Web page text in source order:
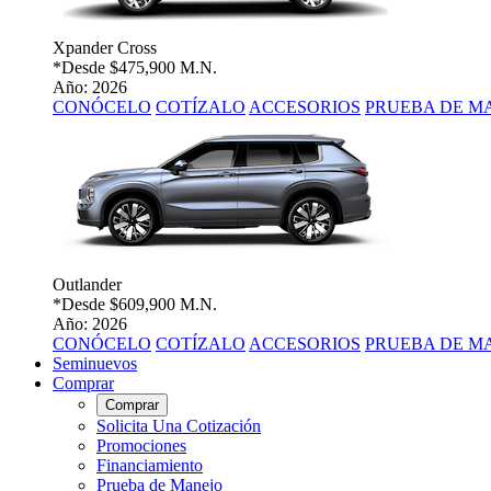
Xpander Cross
*Desde $475,900 M.N.
Año: 2026
CONÓCELO COTÍZALO ACCESORIOS PRUEBA DE
Outlander
*Desde $609,900 M.N.
Año: 2026
CONÓCELO COTÍZALO ACCESORIOS PRUEBA DE
Seminuevos
Comprar
Comprar
Solicita Una Cotización
Promociones
Financiamiento
Prueba de Manejo